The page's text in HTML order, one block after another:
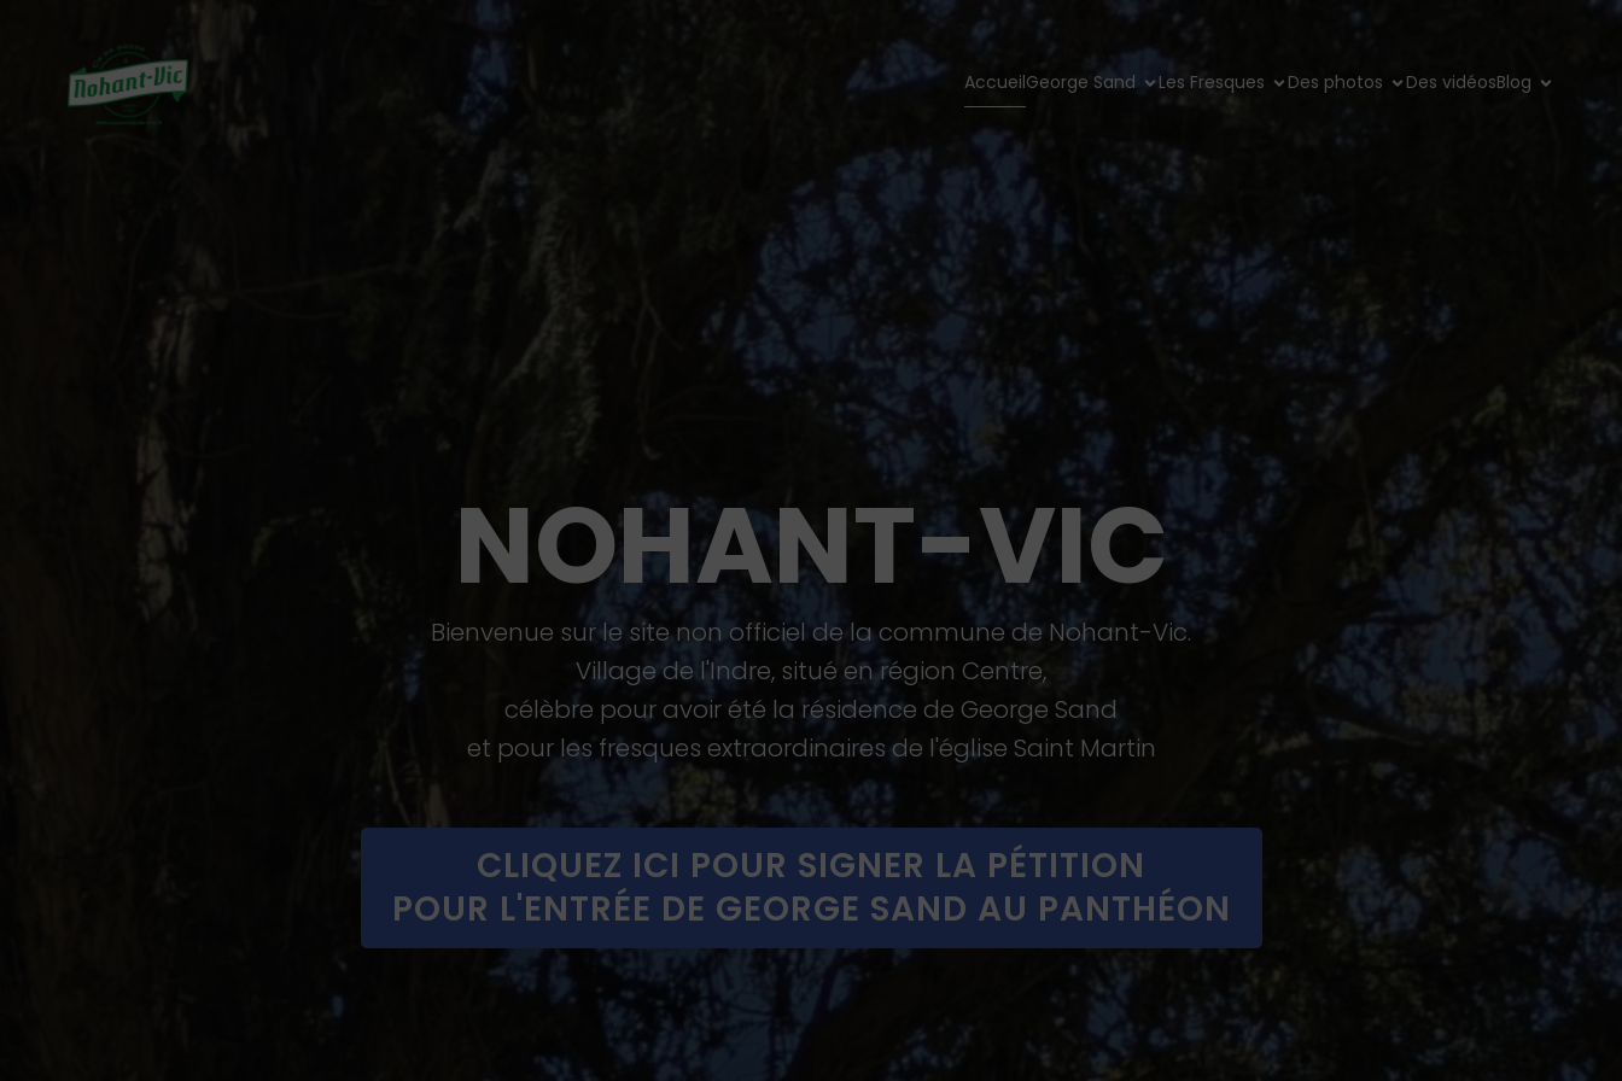
AccueilGeorge Sand Les Fresques Des photos Des vidéosBlog
NOHANT-VIC
Bienvenue sur le site non officiel de la commune de Nohant-Vic.
Village de l'Indre, situé en région Centre,
célèbre pour avoir été la résidence de George Sand
et pour les fresques extraordinaires de l'église Saint Martin
CLIQUEZ ICI POUR SIGNER LA PÉTITION
POUR L'ENTRÉE DE GEORGE SAND AU PANTHÉON